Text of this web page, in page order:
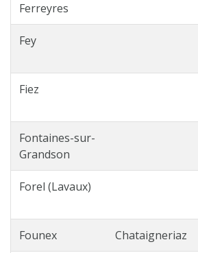
Ferreyres
Fey
Fiez
Fontaines-sur-
Grandson
Forel (Lavaux)
Founex Chataigneriaz